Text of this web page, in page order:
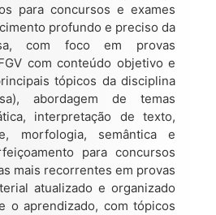
para concursos e exames
profundo e preciso da
com foco em provas
com conteúdo objetivo e
tópicos da disciplina
abordagem de temas
interpretação de texto,
morfologia, semântica e
para concursos
mais recorrentes em provas
atualizado e organizado
o aprendizado, com tópicos